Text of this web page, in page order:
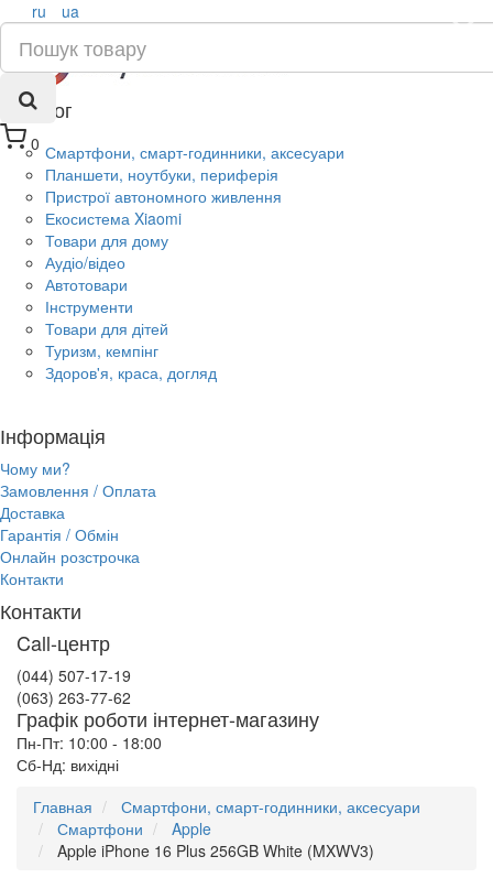
0
×
ru ua
Каталог
Смартфони, смарт-годинники, аксесуари
Планшети, ноутбуки, периферія
Пристрої автономного живлення
Екосистема Xiaomi
Товари для дому
Аудіо/відео
Автотовари
Інструменти
Товари для дітей
Туризм, кемпінг
Здоров'я, краса, догляд
Інформація
Чому ми?
Замовлення / Оплата
Доставка
Гарантія / Обмін
Онлайн розстрочка
Контакти
Контакти
Call-центр
(044) 507-17-19
(063) 263-77-62
Графік роботи інтернет-магазину
Пн-Пт: 10:00 - 18:00
Сб-Нд: вихідні
Главная
Смартфони, смарт-годинники, аксесуари
Смартфони
Apple
Apple iPhone 16 Plus 256GB White (MXWV3)